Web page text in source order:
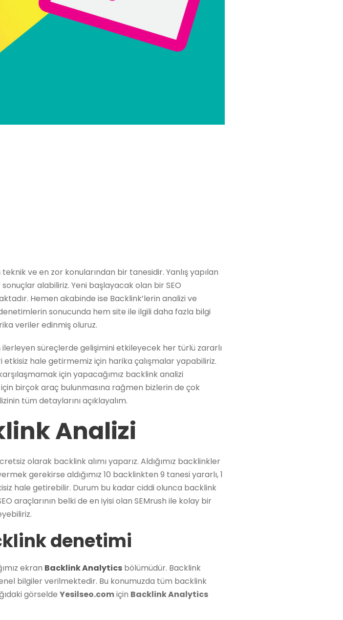
teknik ve en zor konularından bir tanesidir. Yanlış yapılan
alabiliriz. Yeni başlayacak olan bir SEO
Hemen akabinde ise Backlink’lerin analizi ve
sonucunda hem site ile ilgili daha fazla bilgi
veriler edinmiş oluruz.
süreçlerde gelişimini etkileyecek her türlü zararlı
hale getirmemiz için harika çalışmalar yapabiliriz.
için yapacağımız backlink analizi
birçok araç bulunmasına rağmen bizlerin de çok
tüm detaylarını açıklayalım.
Analizi
olarak backlink alımı yaparız. Aldığımız backlinkler
gerekirse aldığımız 10 backlinkten 9 tanesi yararlı, 1
hale getirebilir. Durum bu kadar ciddi olunca backlink
araçlarının belki de en iyisi olan SEMrush ile kolay bir
denetimi
ekran Backlink Analytics bölümüdür. Backlink
bilgiler verilmektedir. Bu konumuzda tüm backlink
görselde Yesilseo.comiçin Backlink Analytics